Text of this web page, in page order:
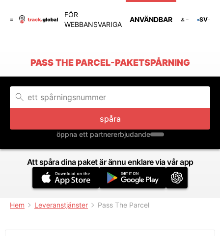
FÖR
WEBBANSVARIGA
ANVÄNDBAR SV
PASS THE PARCEL-PAKETSPÅRNING
spåra
öppna ett partnererbjudande
Att spåra dina paket är ännu enklare via vår app
Hem Leveranstjänster Pass The Parcel